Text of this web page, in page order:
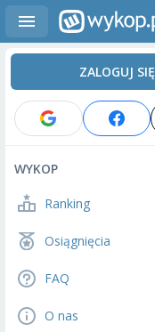
ZALOGUJ SIĘ
WYKOP
Ranking
Osiągnięcia
FAQ
O nas